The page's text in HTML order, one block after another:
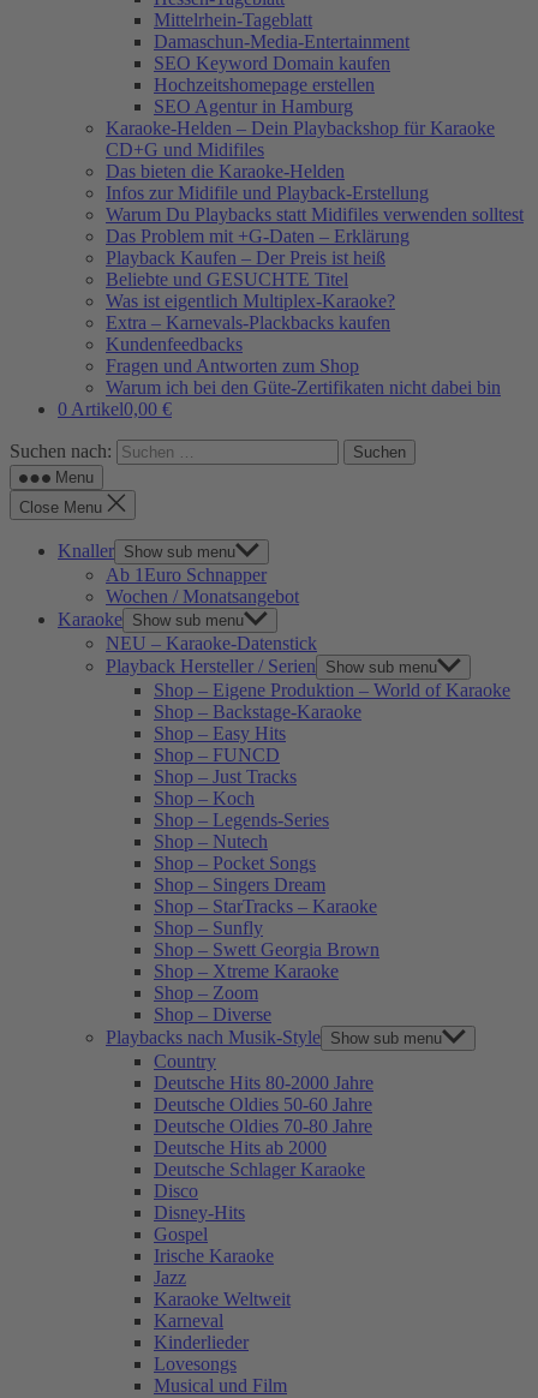
Mittelrhein-Tageblatt
Damaschun-Media-Entertainment
SEO Keyword Domain kaufen
Hochzeitshomepage erstellen
SEO Agentur in Hamburg
Karaoke-Helden – Dein Playbackshop für Karaoke
CD+G und Midifiles
Das bieten die Karaoke-Helden
Infos zur Midifile und Playback-Erstellung
Warum Du Playbacks statt Midifiles verwenden solltest
Das Problem mit +G-Daten – Erklärung
Playback Kaufen – Der Preis ist heiß
Beliebte und GESUCHTE Titel
Was ist eigentlich Multiplex-Karaoke?
Extra – Karnevals-Plackbacks kaufen
Kundenfeedbacks
Fragen und Antworten zum Shop
Warum ich bei den Güte-Zertifikaten nicht dabei bin
0 Artikel0,00 €
Suchen nach:
Menu
Close Menu
Knaller Show sub menu
Ab 1Euro Schnapper
Wochen / Monatsangebot
Karaoke Show sub menu
NEU – Karaoke-Datenstick
Playback Hersteller / Serien
Show sub menu
Shop – Eigene Produktion – World of Karaoke
Shop – Backstage-Karaoke
Shop – Easy Hits
Shop – FUNCD
Shop – Just Tracks
Shop – Koch
Shop – Legends-Series
Shop – Nutech
Shop – Pocket Songs
Shop – Singers Dream
Shop – StarTracks – Karaoke
Shop – Sunfly
Shop – Swett Georgia Brown
Shop – Xtreme Karaoke
Shop – Zoom
Shop – Diverse
Playbacks nach Musik-Style Show sub menu
Country
Deutsche Hits 80-2000 Jahre
Deutsche Oldies 50-60 Jahre
Deutsche Oldies 70-80 Jahre
Deutsche Hits ab 2000
Deutsche Schlager Karaoke
Disco
Disney-Hits
Gospel
Irische Karaoke
Jazz
Karaoke Weltweit
Karneval
Kinderlieder
Lovesongs
Musical und Film